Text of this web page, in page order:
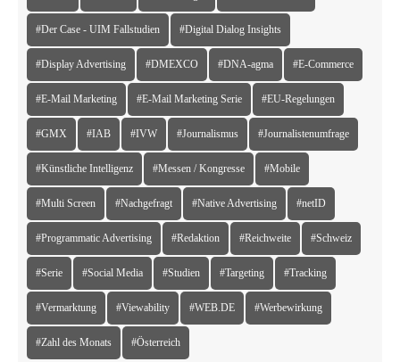
#Der Case - UIM Fallstudien #Digital Dialog Insights
#Display Advertising #DMEXCO #DNA-agma #E-Commerce
#E-Mail Marketing #E-Mail Marketing Serie #EU-Regelungen
#GMX #IAB #IVW #Journalismus #Journalistenumfrage
#Künstliche Intelligenz #Messen / Kongresse #Mobile
#Multi Screen #Nachgefragt #Native Advertising #netID
#Programmatic Advertising #Redaktion #Reichweite #Schweiz
#Serie #Social Media #Studien #Targeting #Tracking
#Vermarktung #Viewability #WEB.DE #Werbewirkung
#Zahl des Monats #Österreich